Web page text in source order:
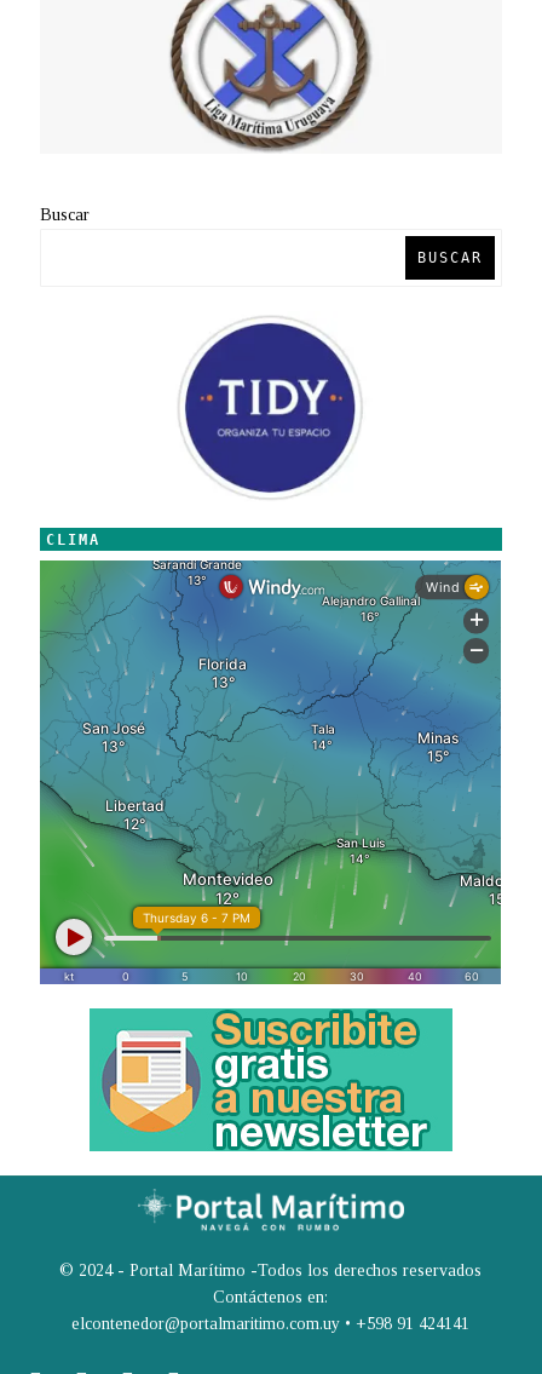
Buscar
BUSCAR
CLIMA
© 2024 - Portal Marítimo -Todos los derechos reservados
Contáctenos en:
elcontenedor@portalmaritimo.com.uy • +598 91 424141